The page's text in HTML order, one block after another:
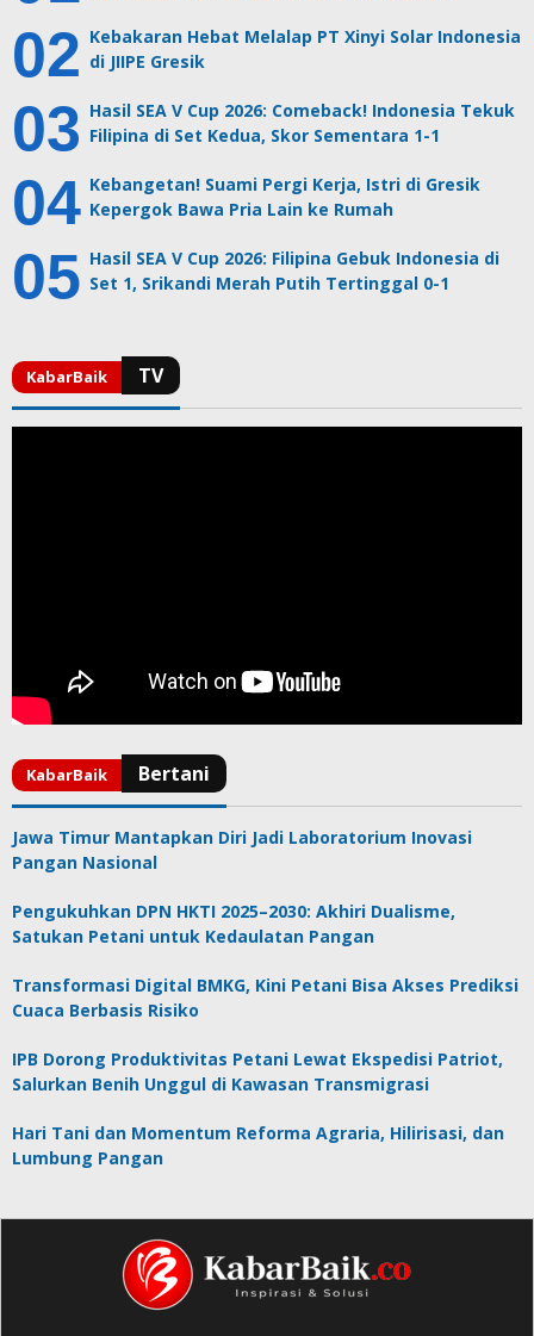
Kebakaran Hebat Melalap PT Xinyi Solar Indonesia
di JIIPE Gresik
Hasil SEA V Cup 2026: Comeback! Indonesia Tekuk
Filipina di Set Kedua, Skor Sementara 1-1
Kebangetan! Suami Pergi Kerja, Istri di Gresik
Kepergok Bawa Pria Lain ke Rumah
Hasil SEA V Cup 2026: Filipina Gebuk Indonesia di
Set 1, Srikandi Merah Putih Tertinggal 0-1
Jawa Timur Mantapkan Diri Jadi Laboratorium Inovasi
Pangan Nasional
Pengukuhkan DPN HKTI 2025–2030: Akhiri Dualisme,
Satukan Petani untuk Kedaulatan Pangan
Transformasi Digital BMKG, Kini Petani Bisa Akses Prediksi
Cuaca Berbasis Risiko
IPB Dorong Produktivitas Petani Lewat Ekspedisi Patriot,
Salurkan Benih Unggul di Kawasan Transmigrasi
Hari Tani dan Momentum Reforma Agraria, Hilirisasi, dan
Lumbung Pangan